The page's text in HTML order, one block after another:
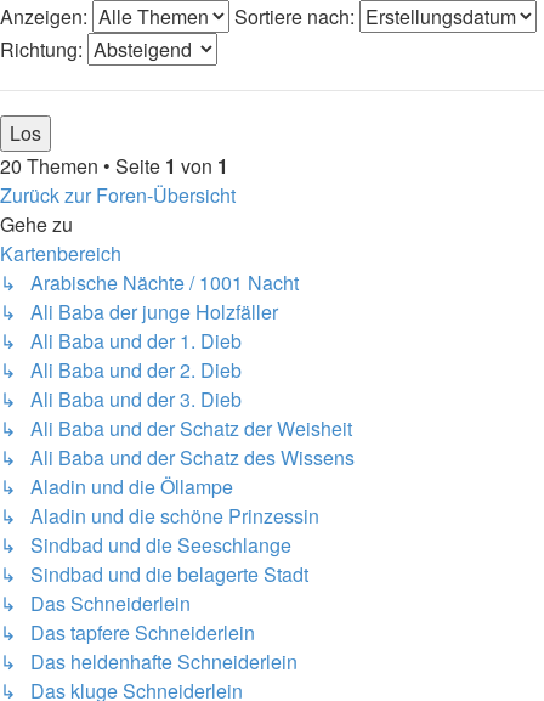
Anzeigen:
Sortiere nach:
Richtung:
20 Themen • Seite 1 von 1
Zurück zur Foren-Übersicht
Gehe zu
Kartenbereich
↳ Arabische Nächte / 1001 Nacht
↳ Ali Baba der junge Holzfäller
↳ Ali Baba und der 1. Dieb
↳ Ali Baba und der 2. Dieb
↳ Ali Baba und der 3. Dieb
↳ Ali Baba und der Schatz der Weisheit
↳ Ali Baba und der Schatz des Wissens
↳ Aladin und die Öllampe
↳ Aladin und die schöne Prinzessin
↳ Sindbad und die Seeschlange
↳ Sindbad und die belagerte Stadt
↳ Das Schneiderlein
↳ Das tapfere Schneiderlein
↳ Das heldenhafte Schneiderlein
↳ Das kluge Schneiderlein